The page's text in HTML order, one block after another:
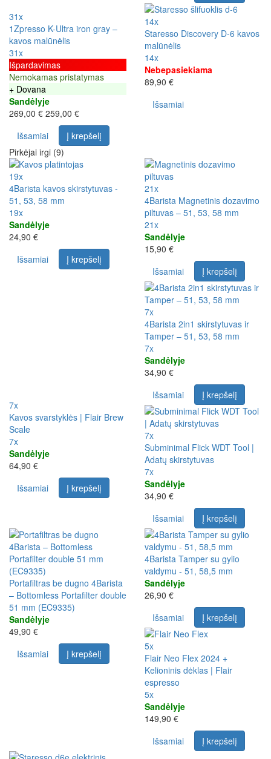
31x
1Zpresso K-Ultra iron gray –
kavos malūnėlis
31x
Išpardavimas
Nemokamas pristatymas
+ Dovana
Sandėlyje
269,00 € 259,00 €
Išsamiai
Į krepšelį
14x
Staresso Discovery D-6 kavos
malūnėlis
14x
Nebepasiekiama
89,90 €
Išsamiai
Pirkėjai irgi (9)
19x
4Barista kavos skirstytuvas -
51, 53, 58 mm
19x
Sandėlyje
24,90 €
Išsamiai
Į krepšelį
21x
4Barista Magnetinis dozavimo
piltuvas – 51, 53, 58 mm
21x
Sandėlyje
15,90 €
Išsamiai
Į krepšelį
7x
Kavos svarstyklės | Flair Brew
Scale
7x
Sandėlyje
64,90 €
Išsamiai
Į krepšelį
7x
4Barista 2in1 skirstytuvas ir
Tamper – 51, 53, 58 mm
7x
Sandėlyje
34,90 €
Išsamiai
Į krepšelį
7x
Subminimal Flick WDT Tool |
Adatų skirstytuvas
7x
Sandėlyje
34,90 €
Išsamiai
Į krepšelį
Portafiltras be dugno 4Barista
– Bottomless Portafilter double
51 mm (EC9335)
Sandėlyje
49,90 €
Išsamiai
Į krepšelį
4Barista Tamper su gylio
valdymu - 51, 58,5 mm
Sandėlyje
26,90 €
Išsamiai
Į krepšelį
5x
Flair Neo Flex 2024 +
Kelioninis dėklas | Flair
espresso
5x
Sandėlyje
149,90 €
Išsamiai
Į krepšelį